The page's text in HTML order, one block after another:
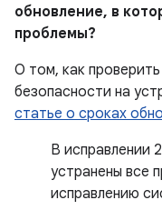
обновление, в
проблемы?
О том, как
безопасности на
статье о сроках
В исправлении
устранены все
исправлению